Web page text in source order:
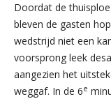
Doordat de
bleven de gasten
wedstrijd niet een
voorsprong leek
aangezien het
weggaf. In de 6e